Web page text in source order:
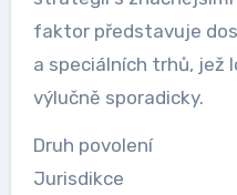
faktor představuje
a speciálních trhů, jež
výlučně sporadicky.
Druh povolení
Jurisdikce